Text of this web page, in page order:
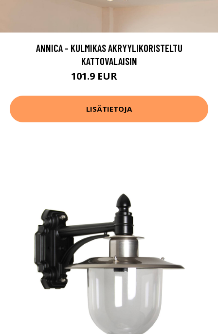
ANNICA - KULMIKAS AKRYYLIKORISTELTU
KATTOVALAISIN
101.9 EUR
LISÄTIETOJA